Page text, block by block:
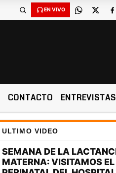
EN VIVO
CONTACTO ENTREVISTAS
ULTIMO VIDEO